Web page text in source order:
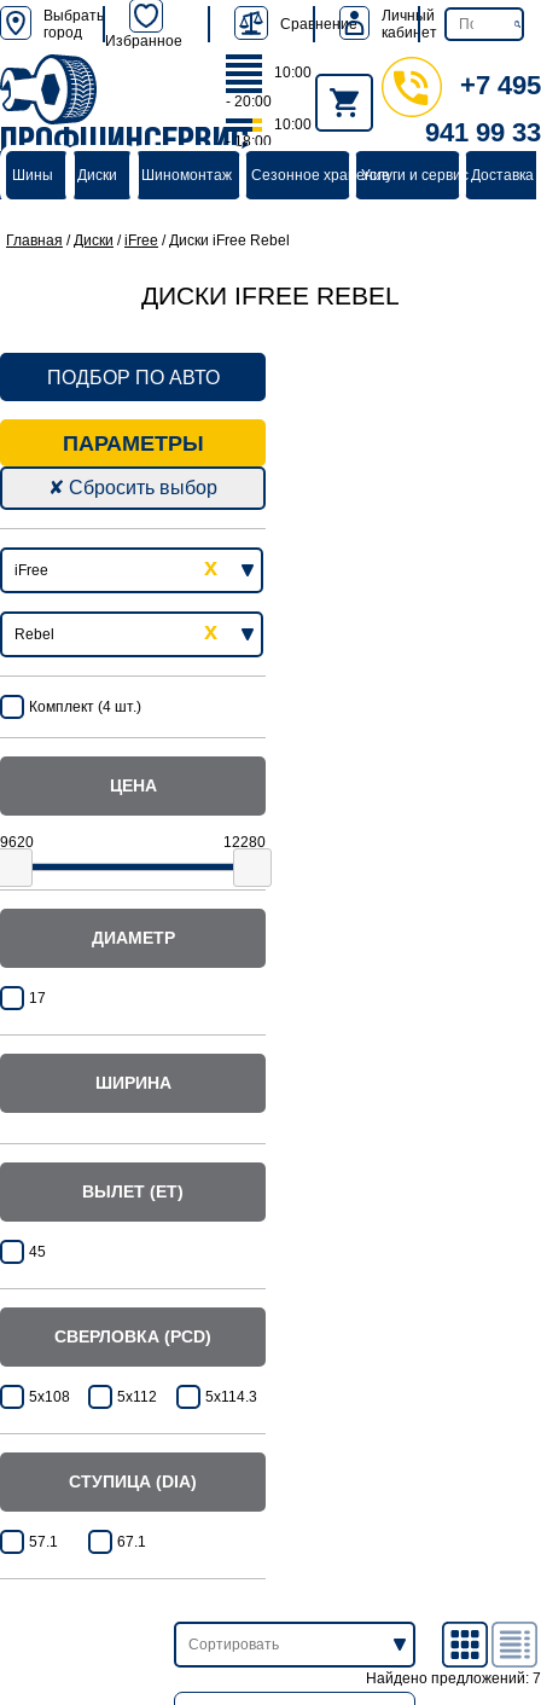
Выбрать
город
Избранное
Сравнение
Личный
кабинет
ПРОФШИНСЕРВИС
группа компаний
10:00
- 20:00
10:00
- 18:00
+7 495
941 99 33
Шины Диски Шиномонтаж Сезонное хранениеУслуги и сервисДоставка
Главная /Диски /iFree /Диски iFree Rebel
ДИСКИ IFREE REBEL
ПОДБОР ПО АВТО
ПАРАМЕТРЫ
✘ Сбросить выбор
Комплект (4 шт.)
ЦЕНА
ДИАМЕТР
17
ШИРИНА
ВЫЛЕТ (ET)
45
СВЕРЛОВКА (PCD)
5x108 5x112 5x114.3
СТУПИЦА (DIA)
57.1 67.1
Найдено предложений: 7